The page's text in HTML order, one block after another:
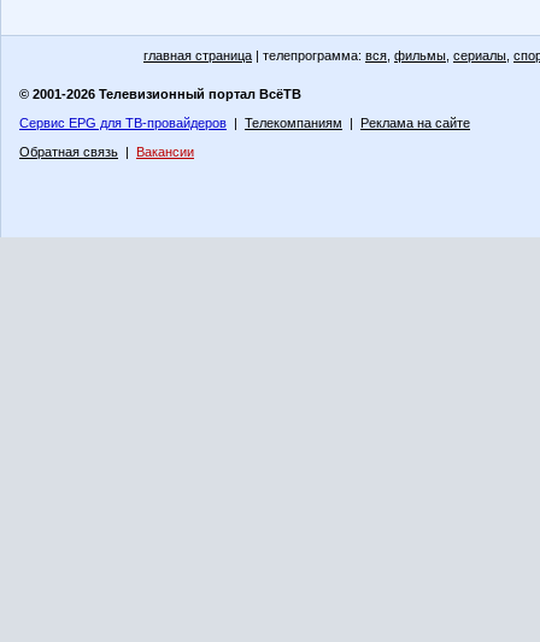
главная страница | телепрограмма: вся фильмы сериалы
© 2001-2026 Телевизионный портал ВсёТВ
Сервис EPG для ТВ-провайдеров | Телекомпаниям | Реклама на сайте
Обратная связь | Вакансии